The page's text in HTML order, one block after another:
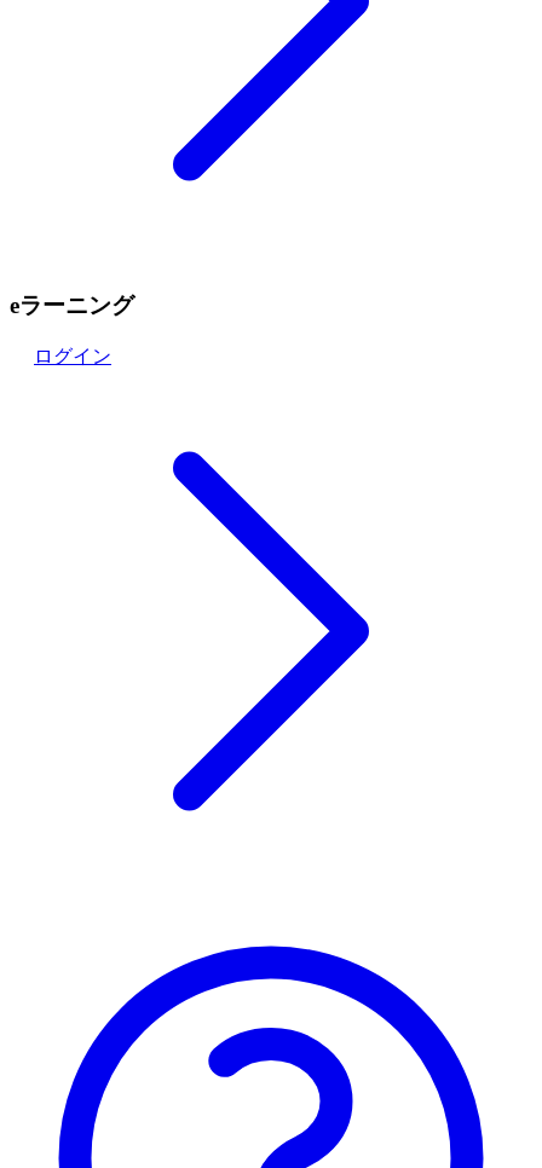
eラーニング
ログイン